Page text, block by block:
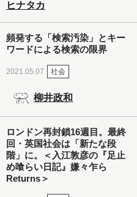
ヒナタカ
頻発する「検索汚染」とキー
ワードによる検索の限界
2021.05.07 社会
柳井政和
ロンドン再封鎖16週目。最終
回・英国社会は「新たな段
階」に。＜入江敦彦の『足止
め喰らい日記』嫌々乍ら
Returns＞